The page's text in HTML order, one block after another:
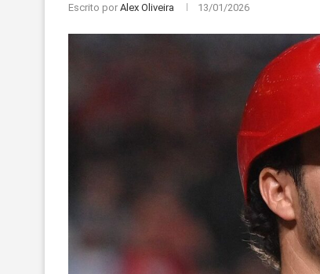
Escrito por Alex Oliveira 13/01/2026